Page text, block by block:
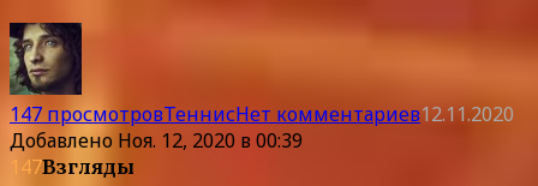
147 просмотровТеннисНет комментариев12.11.2020
Добавлено Ноя. 12, 2020 в 00:39
147Взгляды